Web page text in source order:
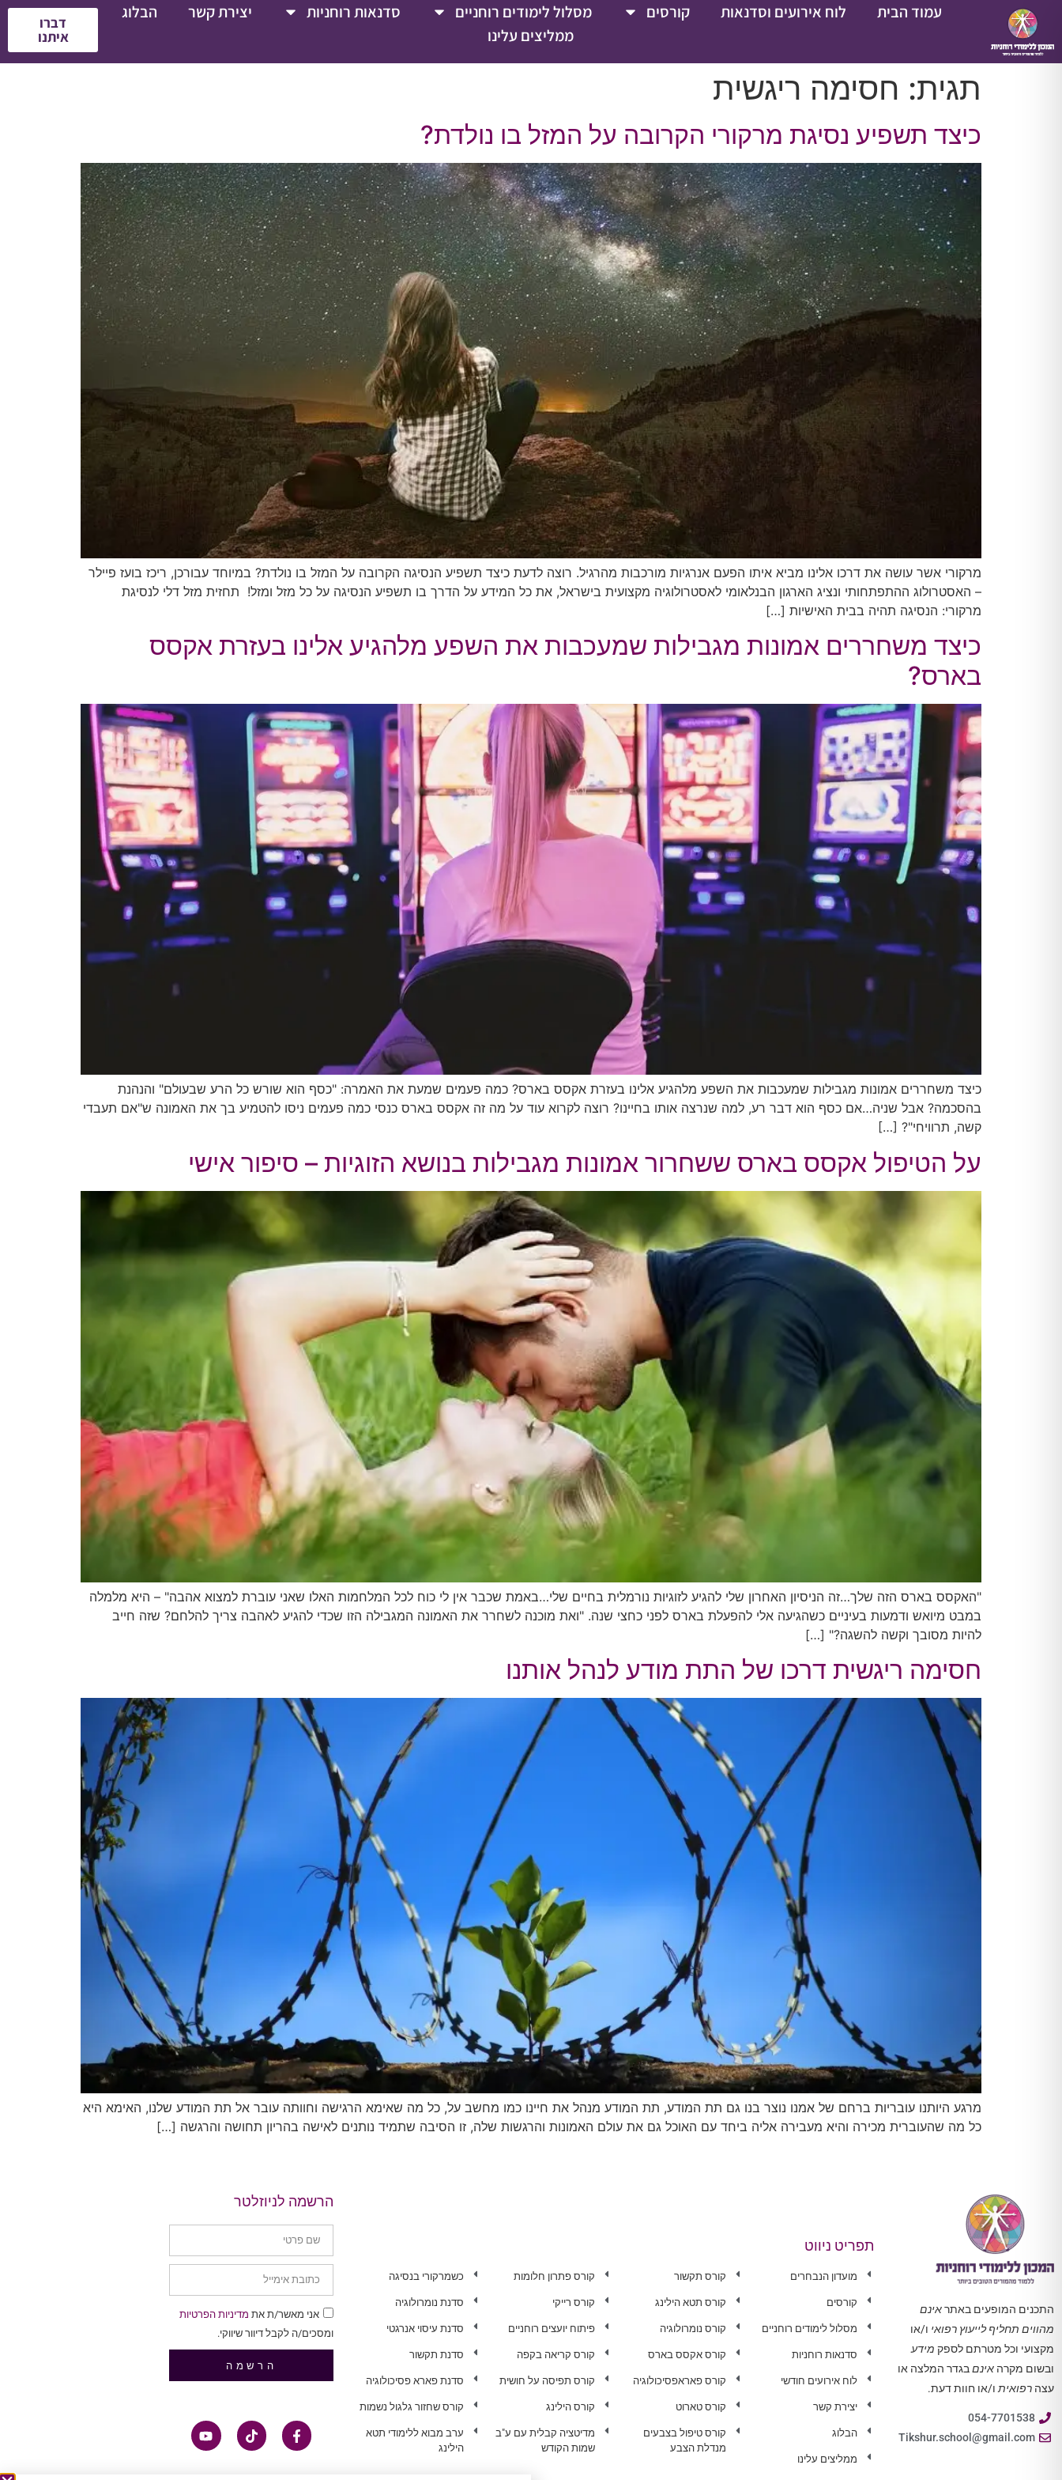
עמוד הבית לוח אירועים וסדנאות קורסים מסלול לימודים רוחניים סדנאות רוחניות יצירת קשר
הבלוג
ממליצים עלינו
דברו
איתנו
תגית: חסימה ריגשית
כיצד תשפיע נסיגת מרקורי הקרובה על המזל בו נולדת?
מרקורי אשר עושה את דרכו אלינו מביא איתו הפעם אנרגיות מורכבות מהרגיל. רוצה לדעת כיצד תשפיע הנסיגה הקרובה על המזל בו נולדת? במיוחד עבורכן, ריכז בועז פיילר
– האסטרולוג ההתפתחותי ונציג הארגון הבנלאומי לאסטרולוגיה מקצועית בישראל, את כל המידע על הדרך בו תשפיע הנסיגה על כל מזל ומזל! תחזית מזל דלי לנסיגת
מרקורי: הנסיגה תהיה בבית האישיות […]
כיצד משחררים אמונות מגבילות שמעכבות את השפע מלהגיע אלינו בעזרת אקסס
בארס?
כיצד משחררים אמונות מגבילות שמעכבות את השפע מלהגיע אלינו בעזרת אקסס בארס? כמה פעמים שמעת את האמרה: "כסף הוא שורש כל הרע שבעולם" והנהנת
בהסכמה? אבל שניה…אם כסף הוא דבר רע, למה שנרצה אותו בחיינו? רוצה לקרוא עוד על מה זה אקסס בארס כנסי כמה פעמים ניסו להטמיע בך את האמונה ש"אם תעבדי
קשה, תרוויחי"? […]
על הטיפול אקסס בארס ששחרור אמונות מגבילות בנושא הזוגיות – סיפור אישי
"האקסס בארס הזה שלך…זה הניסיון האחרון שלי להגיע לזוגיות נורמלית בחיים שלי…באמת שכבר אין לי כוח לכל המלחמות האלו שאני עוברת למצוא אהבה" – היא מלמלה
במבט מיואש ודמעות בעיניים כשהגיעה אלי להפעלת בארס לפני כחצי שנה. "ואת מוכנה לשחרר את האמונה המגבילה הזו שכדי להגיע לאהבה צריך להלחם? שזה חייב
להיות מסובך וקשה להשגה?" […]
חסימה ריגשית דרכו של התת מודע לנהל אותנו
מרגע היותנו עובריות ברחם של אמנו נוצר בנו גם תת המודע, תת המודע מנהל את חיינו כמו מחשב על, כל מה שאימא הרגישה וחוותה עובר אל תת המודע שלנו, האימא היא
כל מה שהעוברית מכירה והיא מעבירה אליה ביחד עם האוכל גם את עולם האמונות והרגשות שלה, זו הסיבה שתמיד נותנים לאישה בהריון תחושה והרגשה […]
התכנים המופעים באתראינם
מהווים תחליף לייעוץ רפואי ו/או
מקצועי וכל מטרתם לספק מידע
ובשום מקרה אינםבגדר המלצה או
עצה רפואית ו/או חוות דעת.
054-7701538
Tikshur.school@gmail.com
תפריט ניווט
מועדון הנבחרים
קורסים
מסלול לימודים רוחניים
סדנאות רוחניות
לוח אירועים חודשי
יצירת קשר
הבלוג
ממליצים עלינו
קורס תקשור
קורס תטא הילינג
קורס נומרולוגיה
קורס אקסס בארס
קורס פאראפסיכולוגיה
קורס טארוט
קורס טיפול בצבעים
מנדלת הצבע
קורס פתרון חלומות
קורס רייקי
פיתוח יועצים רוחניים
קורס קריאה בקפה
קורס תפיסה על חושית
קורס הילינג
מדיטציה קבלית עם ע"ב
שמות הקודש
כשמרקורי בנסיגה
סדנת נומרולוגיה
סדנת עיסוי אנרגטי
סדנת תקשור
סדנת פארא פסיכולוגיה
קורס שחזור גלגול נשמות
ערב מבוא ללימודי תטא
הילינג
הרשמה לניוזלטר
אני מאשר/ת את מדיניות הפרטיות
ומסכים/ה לקבל דיוור שיווקי.
הרשמה